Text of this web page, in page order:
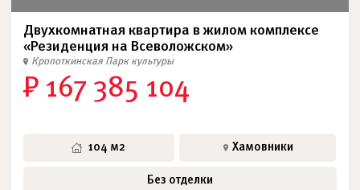
Двухкомнатная квартира в жилом комплексе
«Резиденция на Всеволожском»
Кропоткинская Парк культуры
₽ 167 385 104
104 м2 Хамовники
Без отделки